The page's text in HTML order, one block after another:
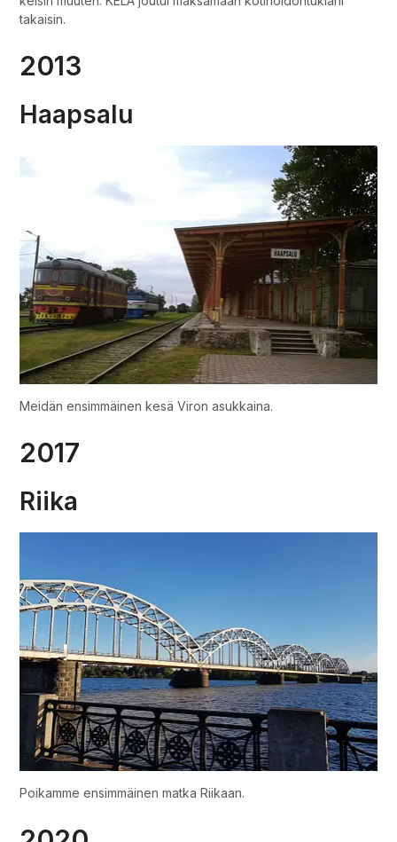
takaisin.
2013
Haapsalu
Meidän ensimmäinen kesä Viron asukkaina.
2017
Riika
Poikamme ensimmäinen matka Riikaan.